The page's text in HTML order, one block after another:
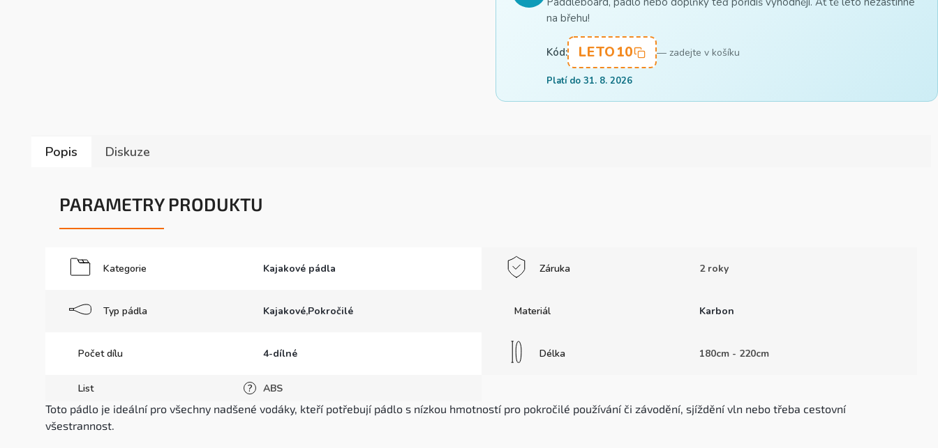
na břehu!
Kód: LETO10 — zadejte v košíku
Platí do 31. 8. 2026
Popis Diskuze
Toto pádlo je ideální pro všechny nadšené vodáky, kteří potřebují pádlo s nízkou hmotností pro pokročilé používání či závodění, sjíždění vln nebo třeba cestovní
všestrannost.
PARAMETRY PRODUKTU
Kategorie Kajakové pádla Záruka 2 roky
Typ pádla Kajakové,Pokročilé Materiál Karbon
Počet dílu 4-dílné Délka 180cm - 220cm
?
List ABS